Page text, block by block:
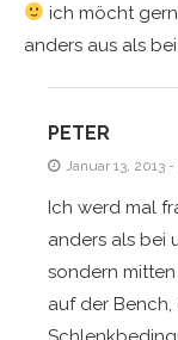
ich möcht
anders aus als
PETER
Januar 13, 2013
Ich werd mal
anders als bei
sondern
auf der